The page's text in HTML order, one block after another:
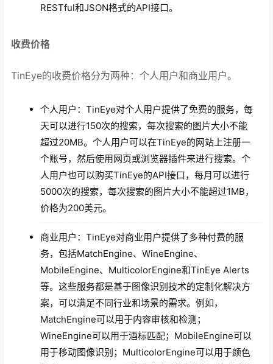
RESTful和JSON格式的API接口。
收费价格
TinEye的收费价格分为两种：个人用户和商业用户。
个人用户：TinEye对个人用户提供了免费的服务，每
天可以进行150次的搜索，每次搜索的图片大小不能
超过20MB。个人用户可以在TinEye的网站上注册一
个账号，然后使用网页或浏览器插件来进行搜索。个
人用户也可以购买TinEye的API接口，每月可以进行
5000次的搜索，每次搜索的图片大小不能超过1MB，
价格为200美元。
商业用户：TinEye对商业用户提供了多种付费的服
务，包括MatchEngine、WineEngine、
MobileEngine、MulticolorEngine和TinEye Alerts
等。这些服务都是基于图像识别技术的定制化解决方
案，可以满足不同行业和场景的需求。例如，
MatchEngine可以用于内容审核和检测；
WineEngine可以用于酒标匹配；MobileEngine可以
用于移动图像识别；MulticolorEngine可以用于颜色